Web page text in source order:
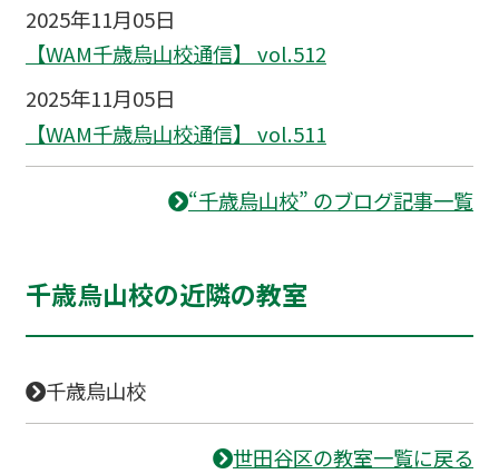
2025年11月05日
【WAM千歳烏山校通信】 vol.512
2025年11月05日
【WAM千歳烏山校通信】 vol.511
“千歳烏山校” のブログ記事一覧
千歳烏山校の近隣の教室
千歳烏山校
世田谷区の教室一覧に戻る